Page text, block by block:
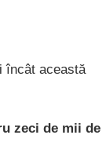
încât această
zeci de mii de